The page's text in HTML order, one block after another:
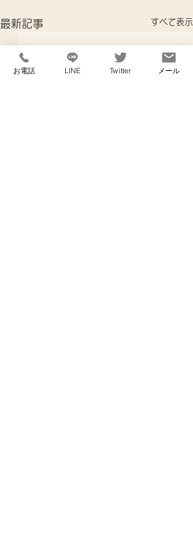
最新記事 すべて表示
お電話 LINE Twitter メール